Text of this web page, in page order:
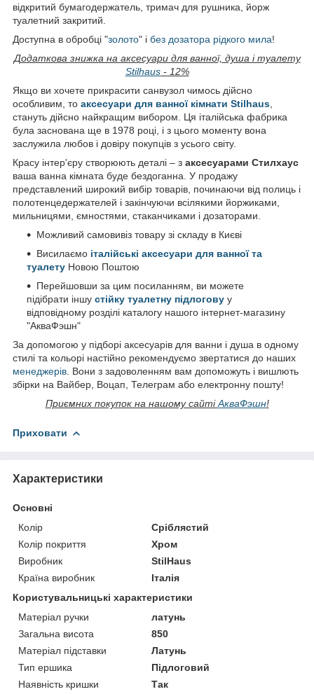
відкритий бумагодержатель, тримач для рушника, йорж
туалетний закритий.
Доступна в обробці "золото" і без дозатора рідкого мила!
Додаткова знижка на аксесуари для ванної, душа і туалету
Stilhaus- 12%
Якщо ви хочете прикрасити санвузол чимось дійсно
особливим, то аксесуари для ванної кімнати Stilhaus
стануть дійсно найкращим вибором. Ця італійська фабрика
була заснована ще в 1978 році, і з цього моменту вона
заслужила любов і довіру покупців з усього світу.
Красу інтер'єру створюють деталі – з аксесуарами Стилхаус
ваша ванна кімната буде бездоганна. У продажу
представлений широкий вибір товарів, починаючи від полиць і
полотенцедержателей і закінчуючи всілякими йоржиками,
мильницями, ємностями, стаканчиками і дозаторами.
Можливий самовивіз товару зі складу в Києві
Висилаємо італійські аксесуари для ванної та
туалету Новою Поштою
Перейшовши за цим посиланням, ви можете
підібрати іншу стійку туалетну підлогову у
відповідному розділі каталогу нашого інтернет-магазину
"АкваФэшн"
За допомогою у підборі аксесуарів для ванни і душа в одному
стилі та кольорі настійно рекомендуємо звертатися до наших
менеджерів . Вони з задоволенням вам допоможуть і вишлють
збірки на Вайбер, Воцап, Телеграм або електронну пошту!
Приємних покупок на нашому сайтіАкваФэшн!
Приховати
Характеристики
Основні
Колір
Сріблястий
Колір покриття
Хром
Виробник
StilHaus
Країна виробник
Італія
Користувальницькі характеристики
Матеріал ручки
латунь
Загальна висота
850
Матеріал підставки
Латунь
Тип ершика
Підлоговий
Наявність кришки
Так